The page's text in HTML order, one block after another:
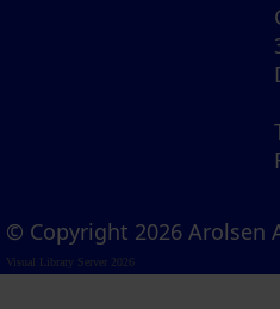
© Copyright 2026 Arolsen
Visual Library Server 2026